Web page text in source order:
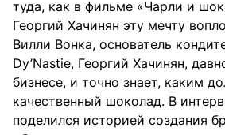
туда, как в фильме «Чарли и
Георгий Хачинян эту мечту
Вилли Вонка, основатель
Dy’Nastie, Георгий Хачинян,
бизнесе, и точно знает, каким
качественный шоколад. В
поделился историей создания